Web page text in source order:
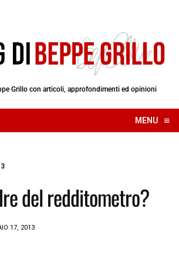
Grillo con articoli, approfondimenti ed opinioni
MENU ≡
☰
del redditometro?
17, 2013